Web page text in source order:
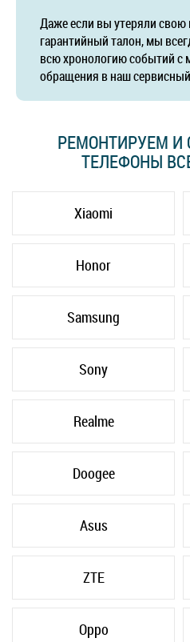
Даже если вы утеряли
гарантийный талон, мы
всю хронологию событий с
обращения в наш
РЕМОНТИРУЕМ
ТЕЛЕФОНЫ
Xiaomi
Honor
Samsung
Sony
Realme
Doogee
Asus
ZTE
Oppo